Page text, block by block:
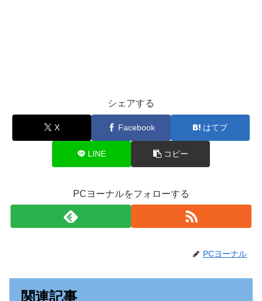
シェアする
X Facebook はてブ
LINE コピー
PCヨーナルをフォローする
PCヨーナル
関連記事